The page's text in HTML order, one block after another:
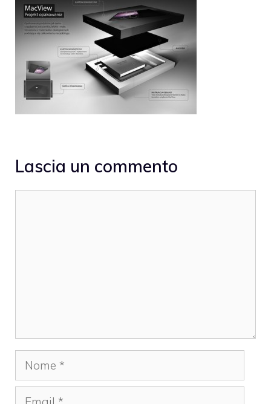
Lascia un commento
Nome
Email